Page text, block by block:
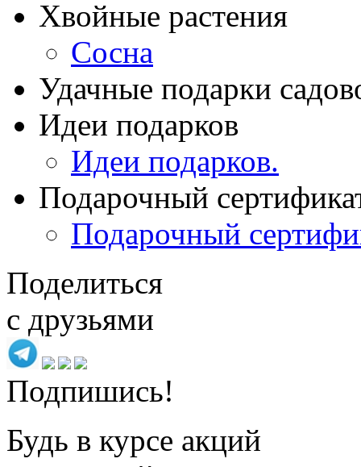
Хвойные растения
Сосна
Удачные подарки
Идеи подарков
Идеи подарков.
Подарочный
Подарочный
Поделиться
с друзьями
Подпишись!
Будь в курсе акций